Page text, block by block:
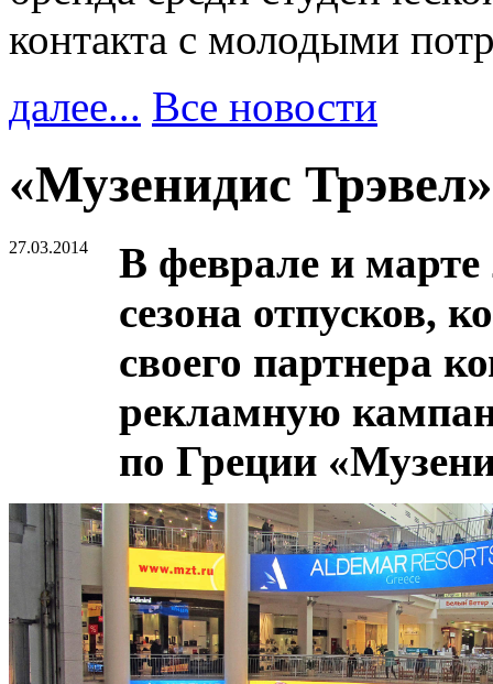
контакта с молодыми
далее... Все новости
«Музенидис
27.03.2014
В феврале и марте
сезона отпусков,
своего партнера
рекламную
по Греции